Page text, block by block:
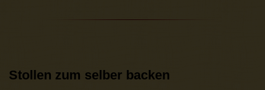
Stollen zum selber backen